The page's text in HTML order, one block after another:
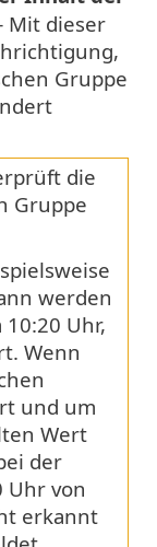
Mit dieser
Gruppe
die
Gruppe
werden
Uhr,
Wenn
und um
Wert
der
Uhr von
erkannt